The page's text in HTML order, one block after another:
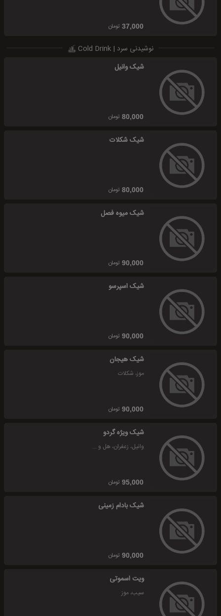
37,000 تومان
نوشیدنی سرد | Cold Drink
شیک وانیل
80,000 تومان
شیک شکلات
80,000 تومان
شیک میوه فصل
90,000 تومان
شیک اسپرسو
90,000 تومان
شیک هیجان
موز، شکلات
90,000 تومان
شیک ویژه گردو
وانیل، زعفران، هل و ...
95,000 تومان
شیک بادام زمینی
90,000 تومان
ویت اسموتی
سیب، موز